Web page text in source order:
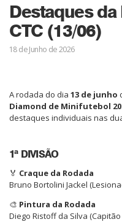
Destaques da
CTC (13/06)
18 de Junho de 2026
A rodada do dia 13 de junho
Diamond de Minifutebol
destaques individuais nas
1ª DIVISÃO
🏅 Craque da Rodada
Bruno Bortolini Jackel
🎨 Pintura da Rodada
Diego Ristoff da Silva